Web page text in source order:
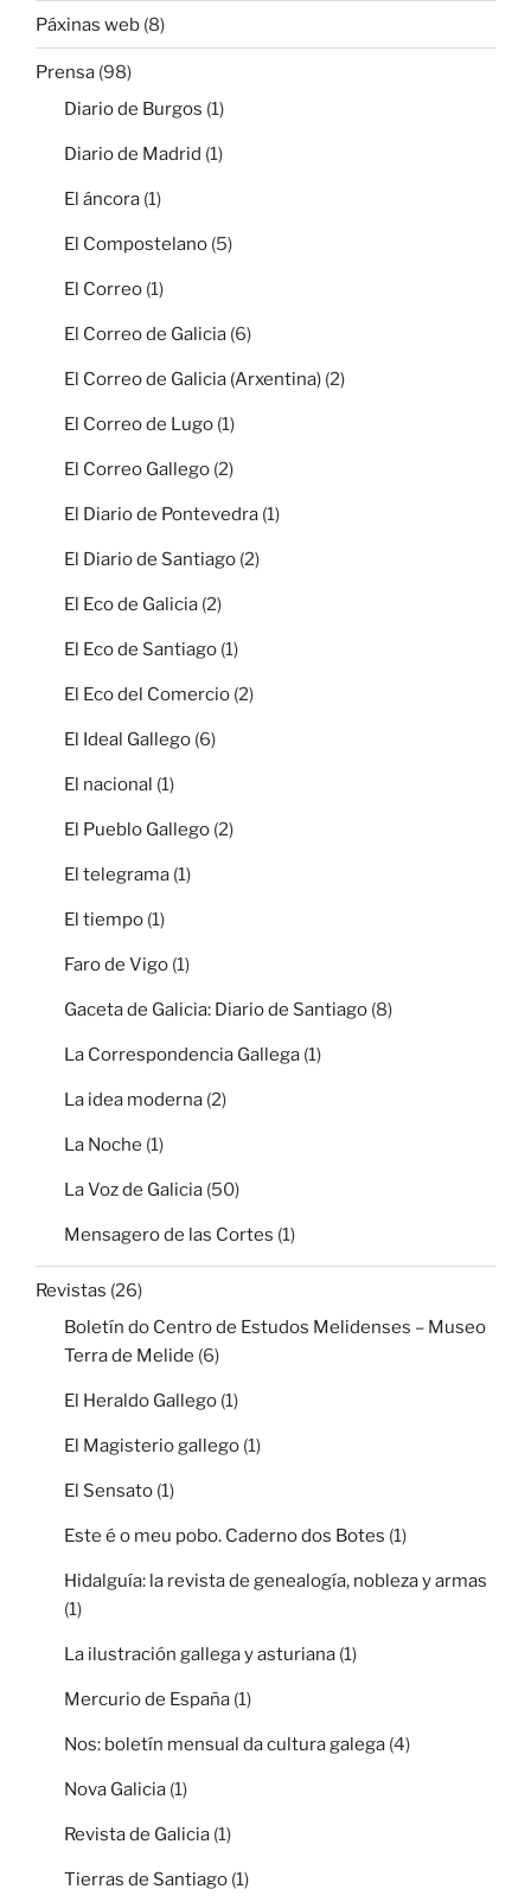
Páxinas web (8)
Prensa (98)
Diario de Burgos (1)
Diario de Madrid (1)
El áncora (1)
El Compostelano (5)
El Correo (1)
El Correo de Galicia (6)
El Correo de Galicia (Arxentina) (2)
El Correo de Lugo (1)
El Correo Gallego (2)
El Diario de Pontevedra (1)
El Diario de Santiago (2)
El Eco de Galicia (2)
El Eco de Santiago (1)
El Eco del Comercio (2)
El Ideal Gallego (6)
El nacional (1)
El Pueblo Gallego (2)
El telegrama (1)
El tiempo (1)
Faro de Vigo (1)
Gaceta de Galicia: Diario de Santiago (8)
La Correspondencia Gallega (1)
La idea moderna (2)
La Noche (1)
La Voz de Galicia (50)
Mensagero de las Cortes (1)
Revistas (26)
Boletín do Centro de Estudos Melidenses – Museo
Terra de Melide (6)
El Heraldo Gallego (1)
El Magisterio gallego (1)
El Sensato (1)
Este é o meu pobo. Caderno dos Botes (1)
Hidalguía: la revista de genealogía, nobleza y armas
(1)
La ilustración gallega y asturiana (1)
Mercurio de España (1)
Nos: boletín mensual da cultura galega (4)
Nova Galicia (1)
Revista de Galicia (1)
Tierras de Santiago (1)